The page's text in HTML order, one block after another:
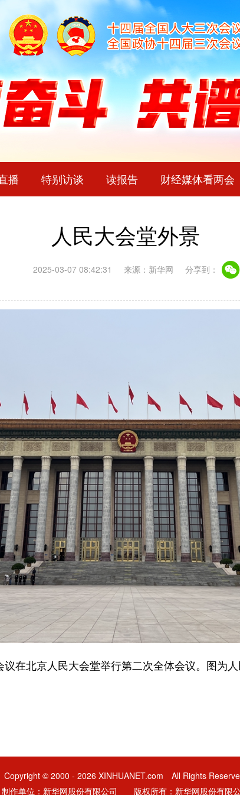
播 特别访谈 读报告 财经媒体看两会
人民大会堂外景
2025-03-07 08:42:31 来源：新华网 分享到：
在北京人民大会堂举行第二次全体会议。图为
Copyright © 2000 - 2026 XINHUANET.com All Rights
制作单位：新华网股份有限公司 版权所有：新华网股份有限